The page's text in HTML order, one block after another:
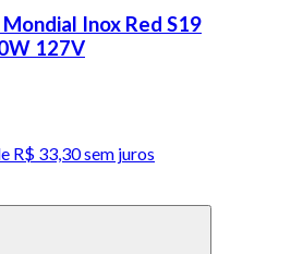
Inox Red S19
127V
R$ 33,30 sem juros